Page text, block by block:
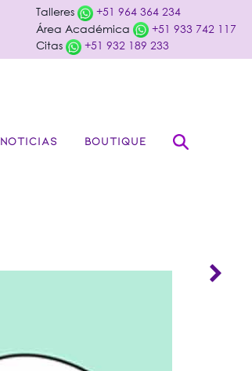
Talleres
+51 964 364 234
Área Académica
+51 933 742 117
Citas
+51 932 189 233
NOTICIAS BOUTIQUE